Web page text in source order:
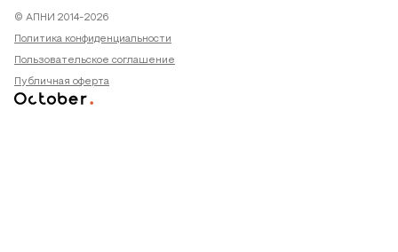
© АПНИ 2014-2026
Политика конфиденциальности
Пользовательское соглашение
Публичная оферта